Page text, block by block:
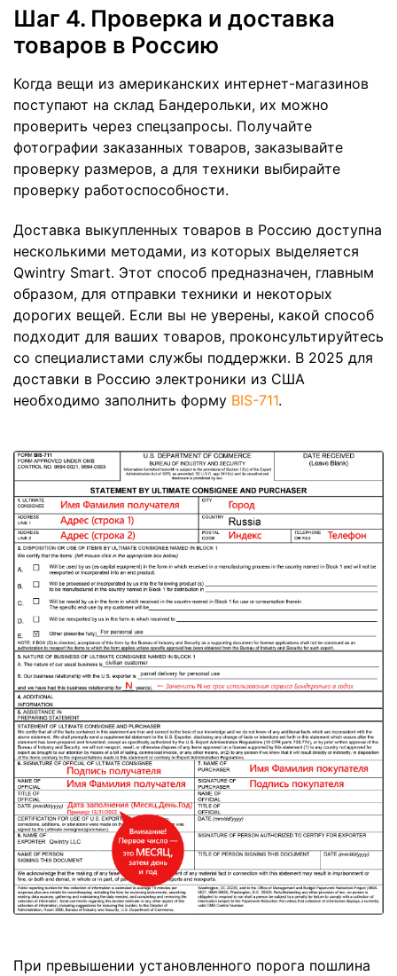
Шаг 4. Проверка и доставка
товаров в Россию
Когда вещи из американских интернет-магазинов
поступают на склад Бандерольки, их можно
проверить через спецзапросы. Получайте
фотографии заказанных товаров, заказывайте
проверку размеров, а для техники выбирайте
проверку работоспособности.
Доставка выкупленных товаров в Россию доступна
несколькими методами, из которых выделяется
Qwintry Smart. Этот способ предназначен, главным
образом, для отправки техники и некоторых
дорогих вещей. Если вы не уверены, какой способ
подходит для ваших товаров, проконсультируйтесь
со специалистами службы поддержки. В 2025 для
доставки в Россию электроники из США
необходимо заполнить форму BIS-711.
При превышении установленного порога пошлина